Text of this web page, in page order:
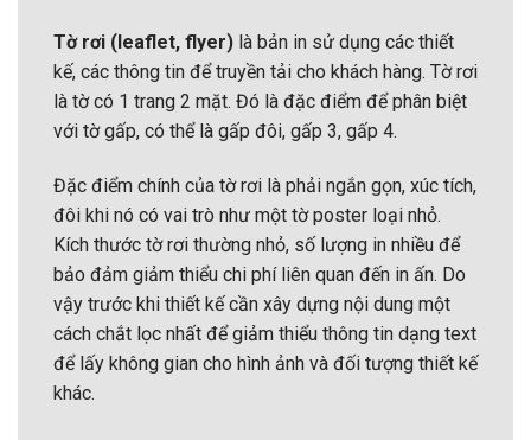
Tờ rơi (leaflet, flyer) là bản in sử dụng các thiết
kế, các thông tin để truyền tải cho khách hàng. Tờ rơi
là tờ có 1 trang 2 mặt. Đó là đặc điểm để phân biệt
với tờ gấp, có thể là gấp đôi, gấp 3, gấp 4.
Đặc điểm chính của tờ rơi là phải ngắn gọn, xúc tích,
đôi khi nó có vai trò như một tờ poster loại nhỏ.
Kích thước tờ rơi thường nhỏ, số lượng in nhiều để
bảo đảm giảm thiểu chi phí liên quan đến in ấn. Do
vậy trước khi thiết kế cần xây dựng nội dung một
cách chắt lọc nhất để giảm thiểu thông tin dạng text
để lấy không gian cho hình ảnh và đối tượng thiết kế
khác.